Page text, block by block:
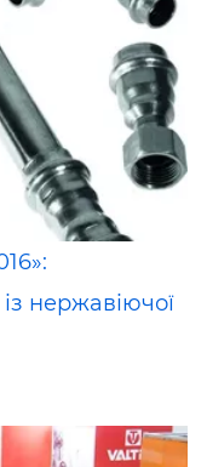
нержавіючої